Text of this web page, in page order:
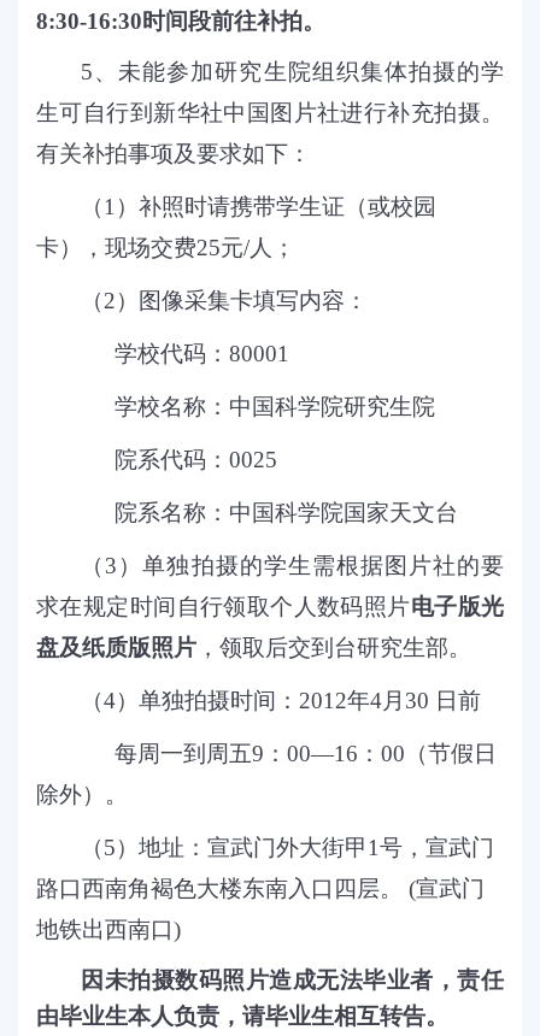
8:30-16:30时间段前往补拍。
5、未能参加研究生院组织集体拍摄的学
生可自行到新华社中国图片社进行补充拍摄。
有关补拍事项及要求如下：
（1）补照时请携带学生证（或校园
卡），现场交费25元/人；
（2）图像采集卡填写内容：
学校代码：80001
学校名称：中国科学院研究生院
院系代码：0025
院系名称：中国科学院国家天文台
（ 3 ）单独拍摄的学生需根据图片社的要
求在规定时间自行领取个人数码照片电子版光
盘及纸质版照片 ，领取后交到台研究生部。
（4）单独拍摄时间： 2012年4月 30 日前
每周一到周五9 ：00—16 ：00 （节假日
除外）。
（5）地址：宣武门外大街甲1号，宣武门
路口西南角褐色大楼东南入口四层。 (宣武门
地铁出西南口)
因未拍摄数码照片造成无法毕业者，责任
由毕业生本人负责，请毕业生相互转告。